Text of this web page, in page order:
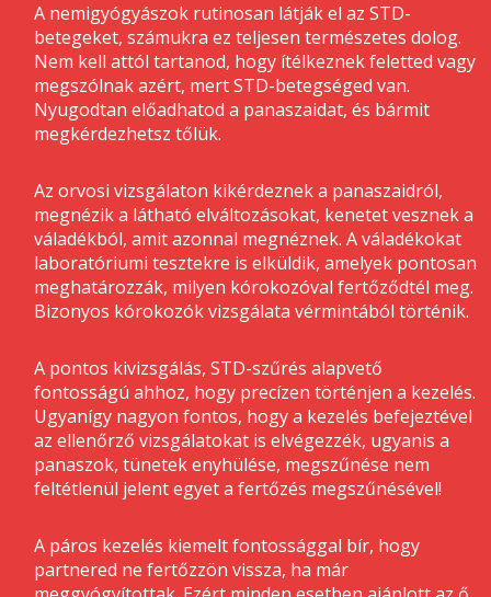
A nemigyógyászok rutinosan látják el az STD-
betegeket, számukra ez teljesen természetes dolog.
Nem kell attól tartanod, hogy ítélkeznek feletted vagy
megszólnak azért, mert STD-betegséged van.
Nyugodtan előadhatod a panaszaidat, és bármit
megkérdezhetsz tőlük.
Az orvosi vizsgálaton kikérdeznek a panaszaidról,
megnézik a látható elváltozásokat, kenetet vesznek a
váladékból, amit azonnal megnéznek. A váladékokat
laboratóriumi tesztekre is elküldik, amelyek pontosan
meghatározzák, milyen kórokozóval fertőződtél meg.
Bizonyos kórokozók vizsgálata vérmintából történik.
A pontos kivizsgálás, STD-szűrés alapvető
fontosságú ahhoz, hogy precízen történjen a kezelés.
Ugyanígy nagyon fontos, hogy a kezelés befejeztével
az ellenőrző vizsgálatokat is elvégezzék, ugyanis a
panaszok, tünetek enyhülése, megszűnése nem
feltétlenül jelent egyet a fertőzés megszűnésével!
A páros kezelés kiemelt fontossággal bír, hogy
partnered ne fertőzzön vissza, ha már